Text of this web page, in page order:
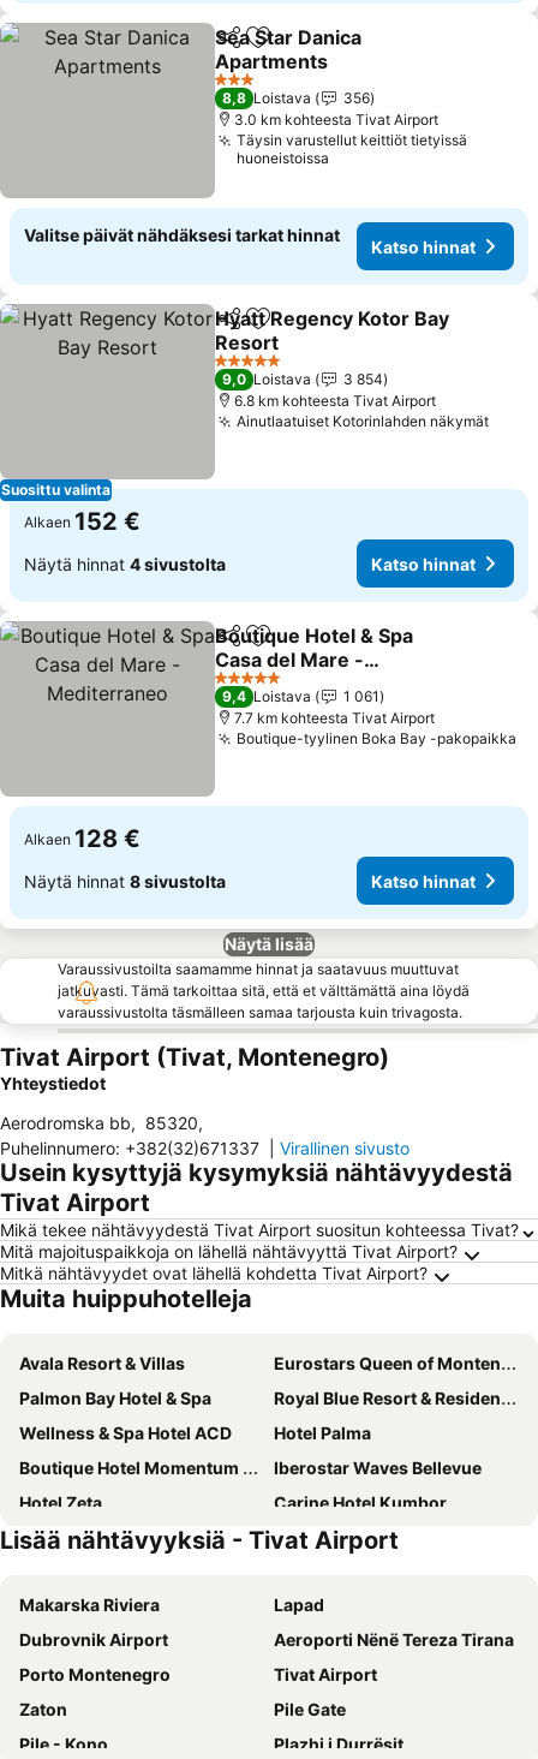
Jaa Lisää suosikkeihin
Sea Star Danica
Apartments
Katso hinnat
3 Tähtiluokitus
8,8 Loistava
356
3.0 km kohteesta Tivat Airport
Täysin varustellut keittiöt tietyissä
huoneistoissa
Valitse päivät nähdäksesi tarkat hinnat
Katso hinnat
Suosittu valinta
Jaa Lisää suosikkeihin
Hyatt Regency Kotor Bay
Resort
Katso hinnat
5 Tähtiluokitus
9,0 Loistava
3 854
6.8 km kohteesta Tivat Airport
Ainutlaatuiset Kotorinlahden näkymät
Alkaen 152 €
Näytä hinnat 4 sivustolta Katso hinnat
Jaa Lisää suosikkeihin
Boutique Hotel & Spa
Casa del Mare -
Mediterraneo
Katso hinnat
5 Tähtiluokitus
9,4 Loistava
1 061
7.7 km kohteesta Tivat Airport
Boutique-tyylinen Boka Bay -pakopaikka
Alkaen 128 €
Näytä hinnat 8 sivustolta Katso hinnat
Näytä lisää
Varaussivustoilta saamamme hinnat ja saatavuus muuttuvat
jatkuvasti. Tämä tarkoittaa sitä, että et välttämättä aina löydä
varaussivustolta täsmälleen samaa tarjousta kuin trivagosta.
Tivat Airport (Tivat, Montenegro)
Yhteystiedot
Aerodromska bb, 85320,
Puhelinnumero: +382(32)671337 Virallinen sivusto
Usein kysyttyjä kysymyksiä nähtävyydestä
Tivat Airport
Mikä tekee nähtävyydestä Tivat Airport suositun kohteessa Tivat?
Mitä majoituspaikkoja on lähellä nähtävyyttä Tivat Airport?
Mitkä nähtävyydet ovat lähellä kohdetta Tivat Airport?
Muita huippuhotelleja
Avala Resort & Villas
Eurostars Queen of Montenegro
Palmon Bay Hotel & Spa
Royal Blue Resort & Residences
Wellness & Spa Hotel ACD
Hotel Palma
Boutique Hotel Momentum by Aycon
Iberostar Waves Bellevue
Hotel Zeta
Carine Hotel Kumbor
Montebay Perla
Hotel Aruba
Hotel Kadmo by Aycon
Hotel Harmonia by Dukley
Infinity Hotel & More
Hotel Oaza
Hotel La mer
Katamare Hotel
Hotel Astoria
Crowne Plaza Budva by IHG
Iberostar Waves Slavija
SIRO Boka Place
Lisää nähtävyyksiä - Tivat Airport
Makarska Riviera
Lapad
Dubrovnik Airport
Aeroporti Nënë Tereza Tirana
Porto Montenegro
Tivat Airport
Zaton
Pile Gate
Pile - Kono
Plazhi i Durrësit